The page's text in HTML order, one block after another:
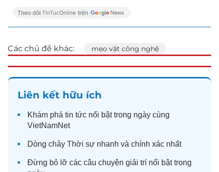
Các chủ đề khác: mẹo vặt công nghệ
Liên kết hữu ích
Khám phá tin tức nổi bật trong ngày cùng
VietNamNet
Dòng chảy Thời sự nhanh và chính xác nhất
Đừng bỏ lỡ các câu chuyện giải trí nổi bật trong